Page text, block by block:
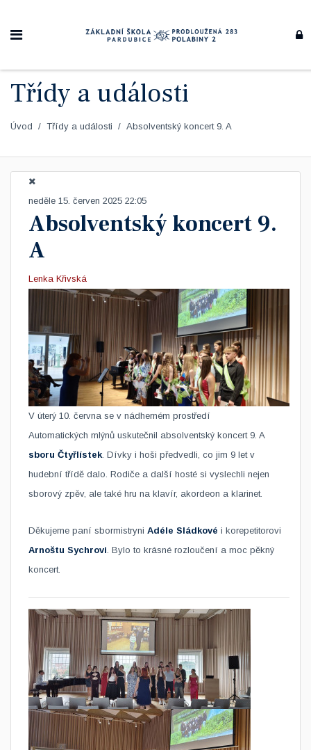
Třídy a události
Úvod Třídy a události Absolventský koncert 9. A
neděle 15. červen 2025 22:05
Absolventský koncert 9.
A
Lenka Křivská
​V úterý 10. června se v nádherném prostředí
Automatických mlýnů uskutečnil absolventský koncert 9. A
sboru Čtyřlístek. Dívky i hoši předvedli, co jim 9 let v
hudební třídě dalo. Rodiče a další hosté si vyslechli nejen
sborový zpěv, ale také hru na klavír, akordeon a klarinet.
Děkujeme paní sbormistryni Adéle Sládkové i korepetitorovi
Arnoštu Sychrovi. Bylo to krásné rozloučení a moc pěkný
koncert.